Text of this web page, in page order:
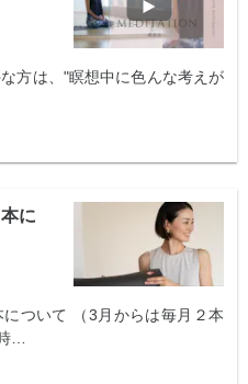
方は、"瞑想中に色んな考えが
に
ついて （3月からは毎月２本
…